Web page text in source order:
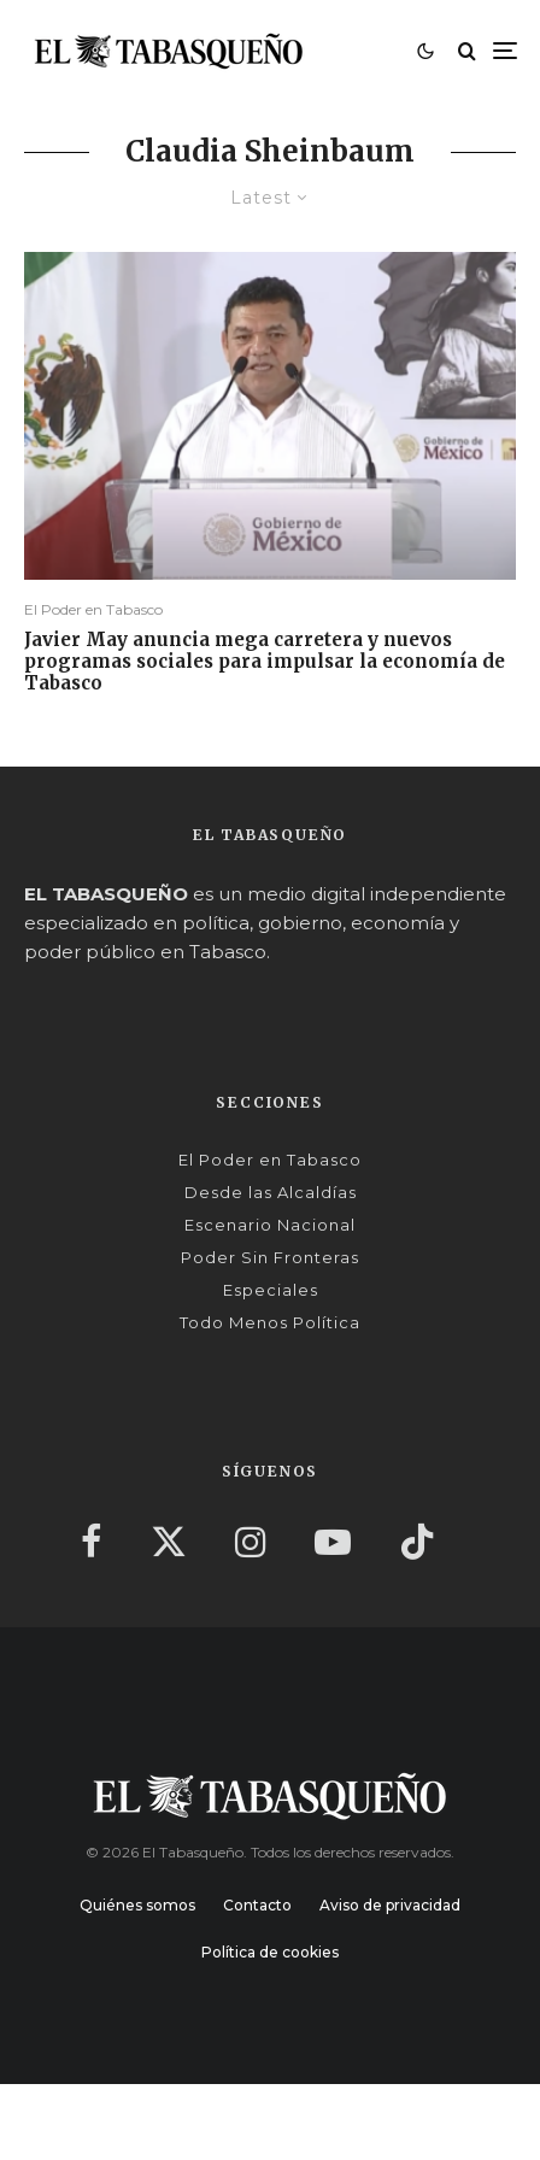
Claudia Sheinbaum
Latest
El Poder en Tabasco
Javier May anuncia mega carretera y nuevos
programas sociales para impulsar la economía de
Tabasco
EL TABASQUEÑO
EL TABASQUEÑO es un medio digital independiente
especializado en política, gobierno, economía y
poder público en Tabasco.
SECCIONES
El Poder en Tabasco
Desde las Alcaldías
Escenario Nacional
Poder Sin Fronteras
Especiales
Todo Menos Política
SÍGUENOS
© 2026 El Tabasqueño. Todos los derechos reservados.
Quiénes somos Contacto Aviso de privacidad
Política de cookies